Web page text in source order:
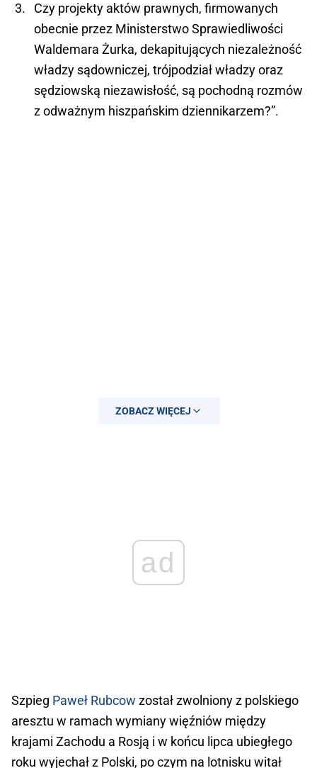
Czy projekty aktów prawnych, firmowanych
obecnie przez Ministerstwo Sprawiedliwości
Waldemara Żurka, dekapitujących niezależność
władzy sądowniczej, trójpodział władzy oraz
sędziowską niezawisłość, są pochodną rozmów
z odważnym hiszpańskim dziennikarzem?”.
ZOBACZ WIĘCEJ
ad
Szpieg Paweł Rubcow został zwolniony z polskiego
aresztu w ramach wymiany więźniów między
krajami Zachodu a Rosją i w końcu lipca ubiegłego
roku wyjechał z Polski, po czym na lotnisku witał